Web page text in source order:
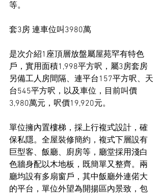
等。
套3房 連車位叫3980萬
是次介紹1座頂層放盤屬屋苑罕有特色
戶，實用面積1,998平方呎，屬3房套房
另備工人房間隔、連平台157平方呎、天
台545平方呎，以及車位，目前叫價
3,980萬元，呎價19,920元。
單位擁內置樓梯，採上行複式設計，確
保私隱。全屋裝修簡約，複式下層設有
巨型客、飯廳、廚房等，廳堂採用淺白
色牆身配以木地板，既簡單又整齊。兩
廳均設有多扇窗戶，其中飯廳外連偌大
的平台，單位外望為開揚區內景致，包